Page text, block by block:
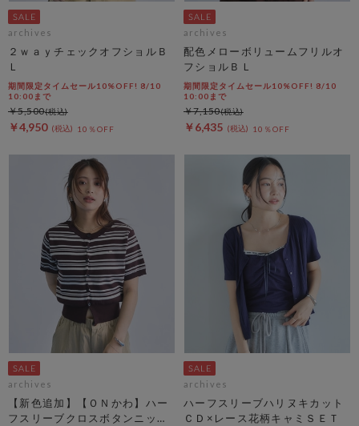
archives
２ｗａｙチェックオフショルＢ
Ｌ
期間限定タイムセール10%OFF! 8/10
10:00まで
￥4,950 10％OFF
￥5,500
archives
配色メローボリュームフリルオ
フショルＢＬ
期間限定タイムセール10%OFF! 8/10
10:00まで
￥6,435 10％OFF
￥7,150
archives
【新色追加】【ＯＮかわ】ハー
フスリーブクロスボタンニット
archives
ハーフスリーブハリヌキカット
ＣＤ×レース花柄キャミＳＥＴ